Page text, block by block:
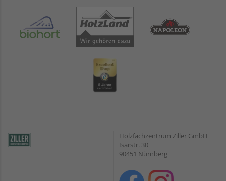
Holzfachzentrum Ziller GmbH
Isarstr. 30
90451 Nürnberg